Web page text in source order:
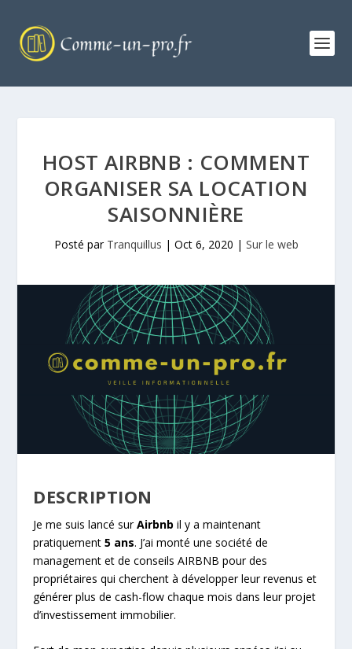
HOST AIRBNB : COMMENT
ORGANISER SA LOCATION
SAISONNIÈRE
Posté par Tranquillus | Oct 6, 2020 | Sur le web
DESCRIPTION
Je me suis lancé surAirbnb il y a maintenant
pratiquement5 ans. J’ai monté une société de
management et de conseils AIRBNB pour des
propriétaires qui cherchent à développer leur revenus et
générer plus de cash-flow chaque mois dans leur projet
d’investissement immobilier.